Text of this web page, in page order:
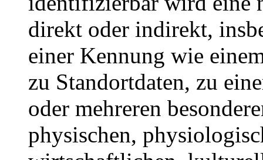
direkt oder indirekt,
einer Kennung wie
zu Standortdaten, zu
oder mehreren
physischen,